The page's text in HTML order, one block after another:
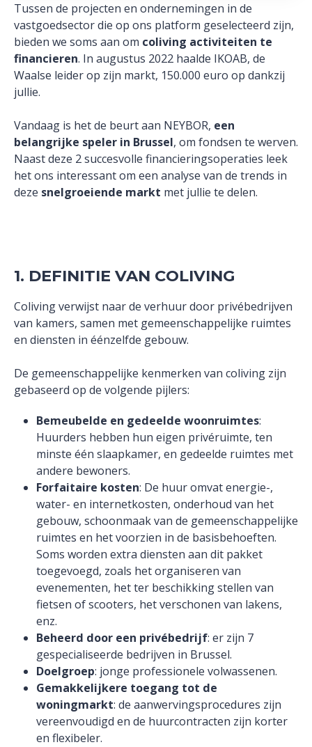
Tussen de projecten en ondernemingen in de
vastgoedsector die op ons platform geselecteerd zijn,
bieden we soms aan om coliving activiteiten te
financieren. In augustus 2022 haalde IKOAB, de
Waalse leider op zijn markt, 150.000 euro op dankzij
jullie.
Vandaag is het de beurt aan NEYBOR, een
belangrijke speler in Brussel, om fondsen te werven.
Naast deze 2 succesvolle financieringsoperaties leek
het ons interessant om een analyse van de trends in
deze snelgroeiende markt met jullie te delen.
1. DEFINITIE VAN COLIVING
Coliving verwijst naar de verhuur door privébedrijven
van kamers, samen met gemeenschappelijke ruimtes
en diensten in éénzelfde gebouw.
De gemeenschappelijke kenmerken van coliving zijn
gebaseerd op de volgende pijlers:
Bemeubelde en gedeelde woonruimtes:
Huurders hebben hun eigen privéruimte, ten
minste één slaapkamer, en gedeelde ruimtes met
andere bewoners.
Forfaitaire kosten: De huur omvat energie-,
water- en internetkosten, onderhoud van het
gebouw, schoonmaak van de gemeenschappelijke
ruimtes en het voorzien in de basisbehoeften.
Soms worden extra diensten aan dit pakket
toegevoegd, zoals het organiseren van
evenementen, het ter beschikking stellen van
fietsen of scooters, het verschonen van lakens,
enz.
Beheerd door een privébedrijf: er zijn 7
gespecialiseerde bedrijven in Brussel.
Doelgroep: jonge professionele volwassenen.
Gemakkelijkere toegang tot de
woningmarkt: de aanwervingsprocedures zijn
vereenvoudigd en de huurcontracten zijn korter
en flexibeler.